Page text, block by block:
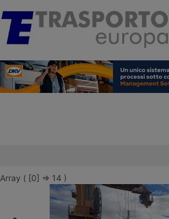
Array ( [0] => 14 )